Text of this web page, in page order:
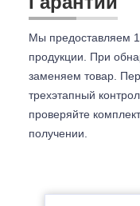
Мы предоставляем 1
продукции. При
заменяем товар.
трехэтапный
проверяйте
получении.